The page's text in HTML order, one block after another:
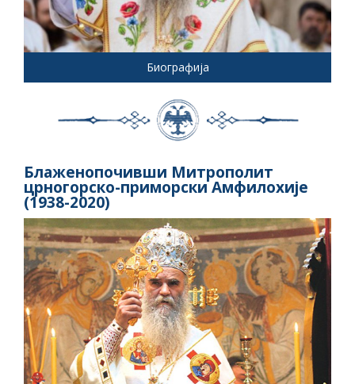
Биографија
Блаженопочивши Митрополит
црногорско-приморски Амфилохије
(1938-2020)